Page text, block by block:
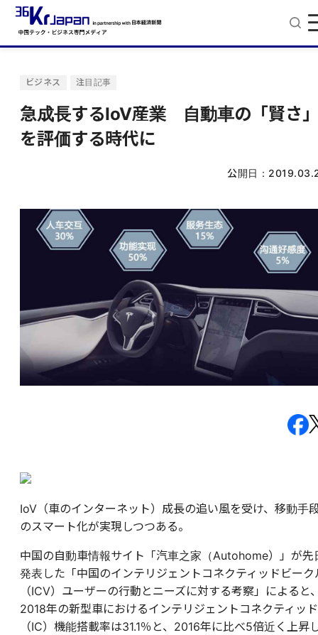
ビジネス 注目記事
急成長するIoV産業 自動車の「賢さ
を評価する時代に
公開日：
IoV（車のインターネット）成長の追い風を受け、移動手
のスマート化が実現しつつある。
中国の自動車情報サイト「汽車之家（Autohome）」が先
発表した「中国のインテリジェントコネクティッドビーク
（ICV）ユーザーの行動とニーズに対する考察」によると
2018年の新型車におけるインテリジェントコネクティッド
（IC）機能搭載率は31.1％と、2016年に比べ5倍近く上昇